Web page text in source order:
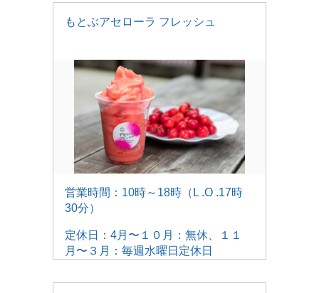
もとぶアセローラ フレッシュ
営業時間：10時～18時（L .O .17時
30分）
定休日：4月〜１０月：無休、１１
月〜３月：毎週水曜日定休日